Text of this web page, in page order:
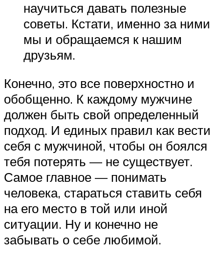
научиться давать полезные
советы. Кстати, именно за ними
мы и обращаемся к нашим
друзьям.
Конечно, это все поверхностно и
обобщенно. К каждому мужчине
должен быть свой определенный
подход. И единых правил как вести
себя с мужчиной, чтобы он боялся
тебя потерять — не существует.
Самое главное — понимать
человека, стараться ставить себя
на его место в той или иной
ситуации. Ну и конечно не
забывать о себе любимой.